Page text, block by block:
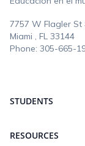
7757 W Flagler St
Miami , FL 33144
Phone: 305-665-
STUDENTS
RESOURCES